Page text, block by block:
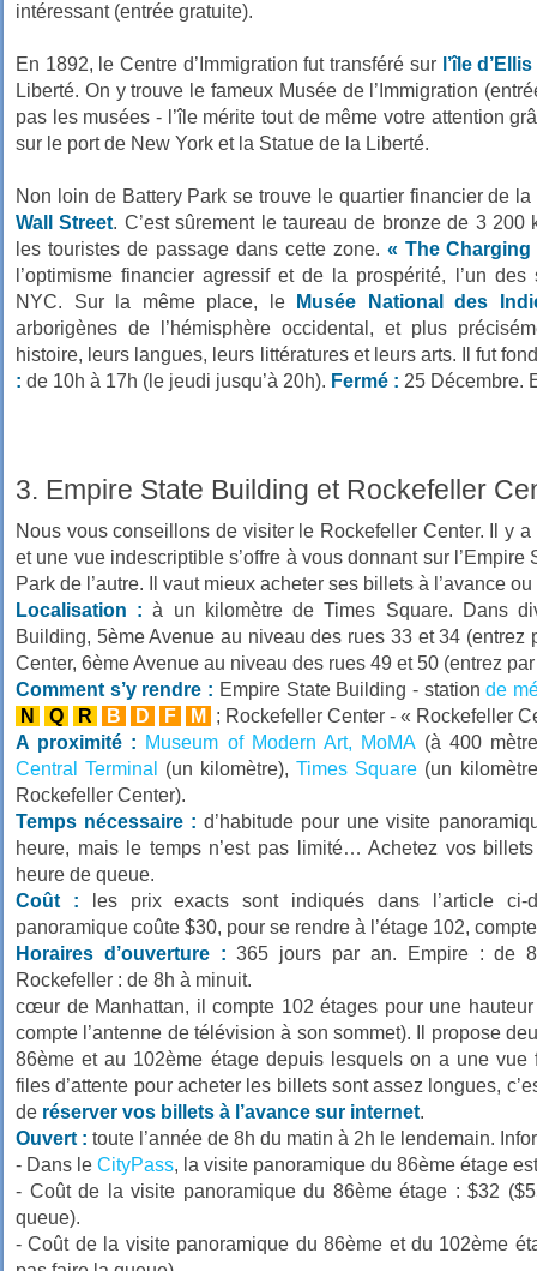
intéressant (entrée gratuite).
En 1892, le Centre d’Immigration fut transféré sur l’île d’Ellis
Liberté. On y trouve le fameux Musée de l’Immigration
pas les musées - l’île mérite tout de même votre attention
sur le port de New York et la Statue de la Liberté.
Non loin de Battery Park se trouve le quartier financier de
Wall Street. C’est sûrement le taureau de bronze de 3
les touristes de passage dans cette zone. « The
l’optimisme financier agressif et de la prospérité, l’un
NYC. Sur la même place, le
Musée National des
arborigènes de l’hémisphère occidental, et plus
histoire, leurs langues, leurs littératures et leurs arts. Il fut
: de 10h à 17h (le jeudi jusqu’à 20h). Fermé : 25 Décembre.
3. Empire State Building et Rockefeller
Nous vous conseillons de visiter le Rockefeller Center. Il y
et une vue indescriptible s’offre à vous donnant sur l’Empire
Park de l’autre. Il vaut mieux acheter ses billets à l’avance
Localisation : à un kilomètre de Times Square. Dans
Building, 5ème Avenue au niveau des rues 33 et 34 (entrez
Center, 6ème Avenue au niveau des rues 49 et 50 (entrez
Comment s’y rendre : Empire State Building - stationde
N
Q R B D F M
; Rockefeller Center - « Rockefeller
A proximité : Museum of Modern Art, MoMA (à 400
Central Terminal
(un kilomètre),Times Square (un
Rockefeller Center).
Temps nécessaire : d’habitude pour une visite
heure, mais le temps n’est pas limité… Achetez vos
heure de queue.
Coût : les prix exacts sont indiqués dans l’article ci-
panoramique coûte $30, pour se rendre à l’étage 102,
Horaires d’ouverture : 365 jours par an. Empire : de
Rockefeller : de 8h à minuit.
cœur de Manhattan, il compte 102 étages pour une
compte l’antenne de télévision à son sommet). Il propose
86ème et au 102ème étage depuis lesquels on a une vue
files d’attente pour acheter les billets sont assez longues,
de réserver vos billets à l’avance sur internet.
Ouvert : toute l’année de 8h du matin à 2h le lendemain.
- Dans le CityPass, la visite panoramique du 86ème étage
- Coût de la visite panoramique du 86ème étage : $32
queue).
- Coût de la visite panoramique du 86ème et du 102ème